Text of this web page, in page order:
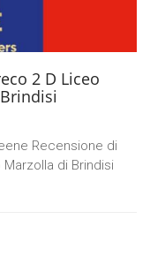
2 D Liceo
Recensione di
di Brindisi